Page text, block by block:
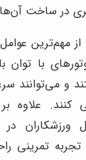
در ساخت
از مهم‌ترین
با توان
و
کنند. علاوه
ورزشکاران
تمرینی